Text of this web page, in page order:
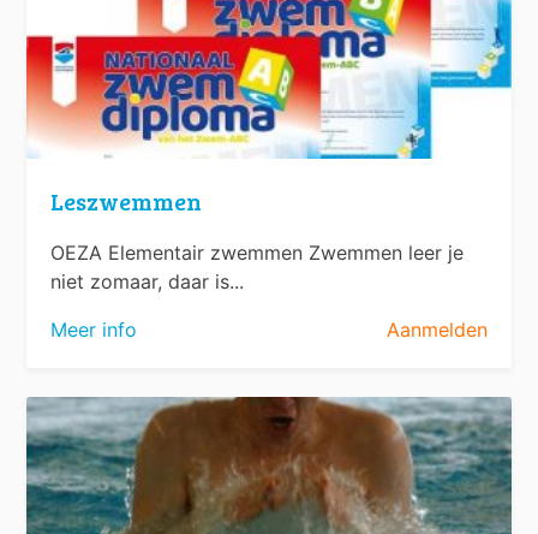
Leszwemmen
OEZA Elementair zwemmen Zwemmen leer je
niet zomaar, daar is...
Meer info
Aanmelden